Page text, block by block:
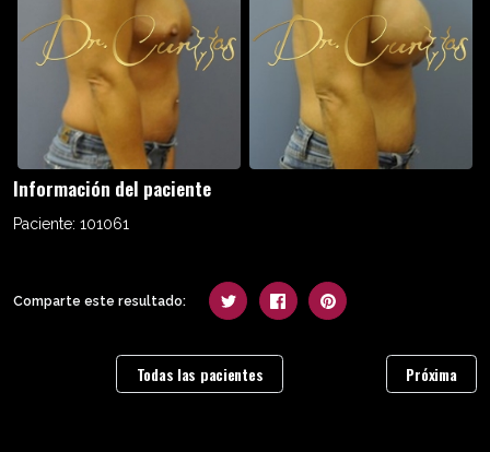
Información del paciente
Paciente: 101061
Comparte este resultado:
Todas las pacientes Próxima